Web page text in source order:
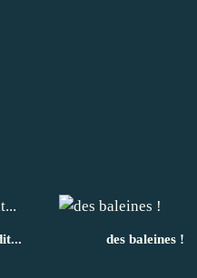
des baleines !